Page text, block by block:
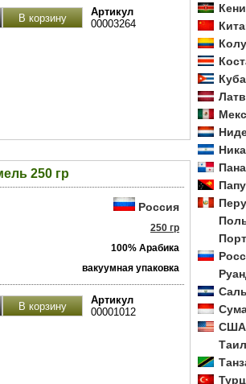
Артикул
00003264
250 гр
Россия
250 гр
100% Арабика
вакуумная упаковка
Артикул
00001012
Куба
Перу
США